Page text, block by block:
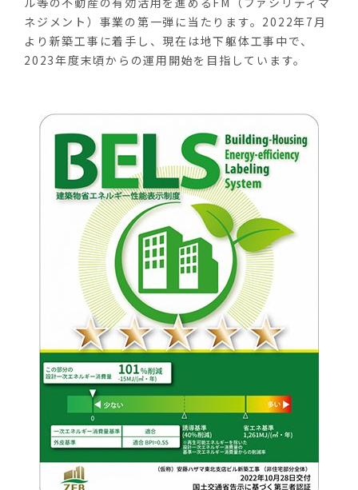
ネジメント）事業の第一弾に当たります。 2022年7 月
より新築工事に着手し、現在は地下躯体工事中で、
2023年度末頃からの運用開始を目指しています。